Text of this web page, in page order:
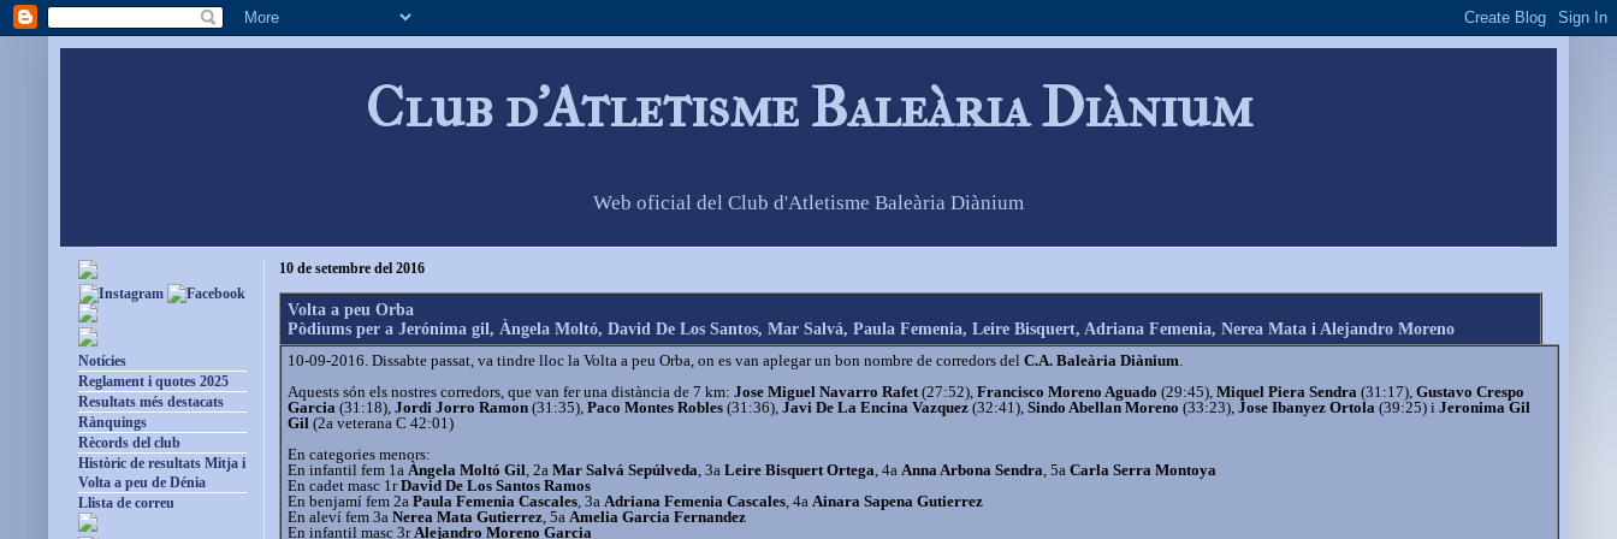
Club d'Atletisme Baleària Diànium
Web oficial del Club d'Atletisme Baleària Diànium
10 de setembre del 2016
Volta a peu Orba
Pòdiums per a Jerónima gil, Àngela Moltó, David De Los Santos, Mar Salvá, Paula Femenia, Leire Bisquert, Adriana Femenia, Nerea Mata i Alejandro Moreno
10-09-2016. Dissabte passat, va tindre lloc la Volta a peu Orba, on es van aplegar un bon nombre de corredors del C.A. Baleària Diànium
Aquests són els nostres corredors, que van fer una distància de 7 km: Jose Miguel Navarro Rafet (27:52), Francisco Moreno Aguado (29:45), Miquel Piera Sendra (31:17), Gustavo Crespo
Garcia (31:18), Jordi Jorro Ramon (31:35), Paco Montes Robles (31:36), Javi De La Encina Vazquez (32:41), Sindo Abellan Moreno (33:23), Jose Ibanyez Ortola (39:25) i Jeronima Gil
Gil (2a veterana C 42:01)
En categories menors:
En infantil fem 1a Àngela Moltó Gil , 2a Mar Salvá Sepúlveda , 3a Leire Bisquert Ortega , 4a Anna Arbona Sendra , 5a Carla Serra Montoya
En cadet masc 1rDavid De Los Santos Ramos
En benjamí fem 2a Paula Femenia Cascales , 3a Adriana Femenia Cascales , 4a Ainara Sapena Gutierrez
En aleví fem 3a Nerea Mata Gutierrez , 5a Amelia Garcia Fernandez
En infantil masc 3r Alejandro Moreno Garcia
Notícies
Reglament i quotes 2025
Resultats més destacats
Rànquings
Rècords del club
Històric de resultats Mitja i
Volta a peu de Dénia
Llista de correu